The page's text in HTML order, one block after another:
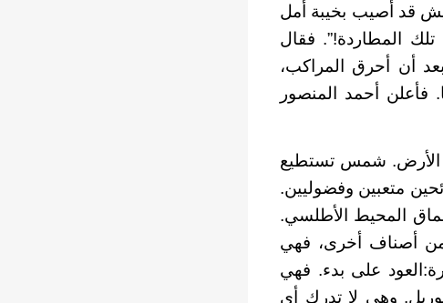
قد أصيب بخيبة أمل
المطاردة!”. فقال
أن أحرق المراكب،
فأعلن أحمد المنصور
شمس تستطيع
متعبين وفضوليين.
المحيط الأطلسي.
من أصناف أخرى، فهي
على بدء. فهي
وهي لا تدرك أي